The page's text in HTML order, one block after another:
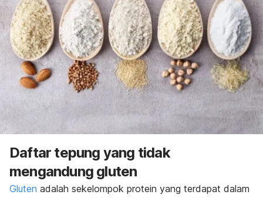
Daftar tepung yang tidak
mengandung gluten
Gluten adalah sekelompok protein yang terdapat dalam